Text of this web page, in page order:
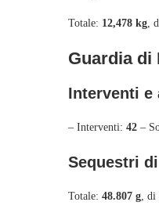
Totale: 12,478 kg,
Guardia di
Interventi e
– Interventi: 42 –
Sequestri
Totale: 48.807 g, di